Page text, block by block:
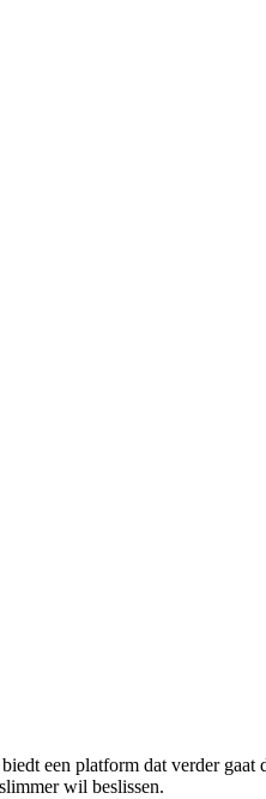
een platform dat verder gaat
wil beslissen.